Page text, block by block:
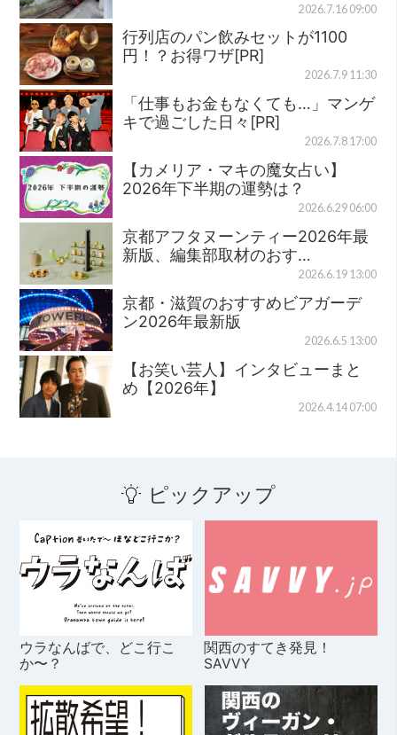
2026.7.16 09:00
行列店のパン飲みセットが1100
円！？お得ワザ[PR]
2026.7.9 11:30
「仕事もお金もなくても…」マンゲ
キで過ごした日々[PR]
2026.7.8 17:00
【カメリア・マキの魔女占い】
2026年下半期の運勢は？
2026.6.29 06:00
京都アフタヌーンティー2026年最
新版、編集部取材のおす…
2026.6.19 13:00
京都・滋賀のおすすめビアガーデ
ン2026年最新版
2026.6.5 13:00
【お笑い芸人】インタビューまと
め【2026年】
2026.4.14 07:00
ピックアップ
ウラなんばで、どこ行こ
か〜？
関西のすてき発見！
SAVVY